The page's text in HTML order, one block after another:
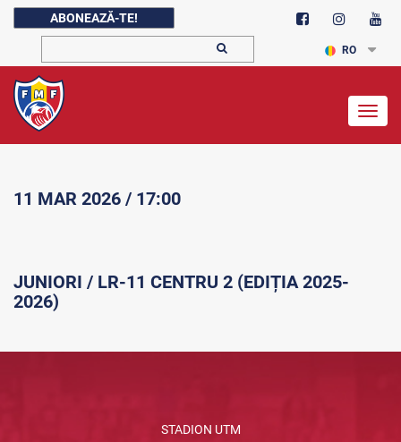
ABONEAZĂ-TE!
RO
11 MAR 2026 / 17:00
JUNIORI / LR-11 CENTRU 2 (EDIȚIA 2025-
2026)
STADION UTM